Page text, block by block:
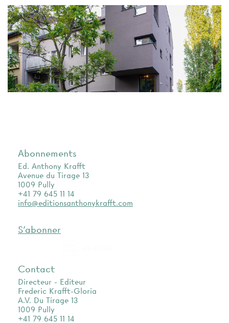
Abonnements
Ed. Anthony Krafft
Avenue du Tirage 13
1009 Pully
+41 79 645 11 14
info@editionsanthonykrafft.com
S'abonner
Contact
Directeur - Editeur
Frederic Krafft-Gloria
A.V. Du Tirage 13
1009 Pully
+41 79 645 11 14